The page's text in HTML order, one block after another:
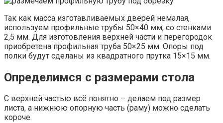
Так как масса изготавливаемых дверей немалая,
используем профильные трубы 50×40 мм, со стенками
2,5 мм. Для изготовления верхней части и перегородок
приобретена профильная труба 50×25 мм. Опоры под
полки будут сделаны из квадратного прутка 15×15 мм.
Определимся с размерами стола
С верхней частью всё понятно – делаем под размер
листа, а нижнюю опорную часть (раму) можно сделать
короче.